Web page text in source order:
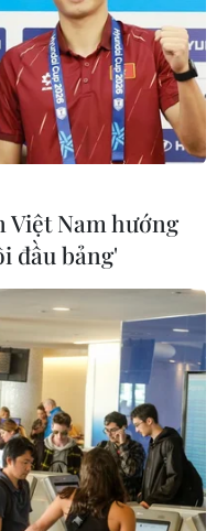
ngoái
tỉnh
cái
Việt Nam hướng
đầu bảng'